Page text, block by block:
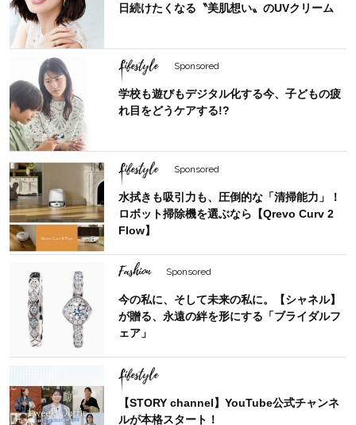
日続けたくなる〝美肌想い〟のUVクリーム
Lifestyle Sponsored
学校も遊びもデジタル化する今、子どもの疲
れ目をどうケアする!?
Lifestyle Sponsored
水拭きも吸引力も、圧倒的な「清掃能力」！
ロボット掃除機を選ぶなら【Qrevo Curv 2
Flow】
Fashion Sponsored
今の私に、そして未来の私に。【シャネル】
が贈る、永遠の絆を形にする「ブライダルフ
ェア」
Lifestyle
【STORY channel】YouTube公式チャンネ
ルが本格スタート！